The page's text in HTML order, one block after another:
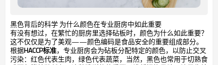
黑色背后的科学 为什么颜色在专业厨房中如此重要
有没有想过，在繁忙的厨房里选择砧板时，颜色为什么如此重要？
这不仅仅是为了美观——颜色编码是食品安全的重要组成部分。
根据HACCP标准，专业厨房会为砧板分配特定的颜色，以防止交叉
污染：红色代表生肉，绿色代表蔬菜，当然，黑色也常用于切熟食